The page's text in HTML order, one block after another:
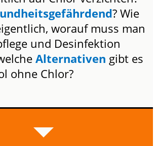
? Wie
worauf muss man
und Desinfektion
Alternativen gibt es
ohne Chlor?